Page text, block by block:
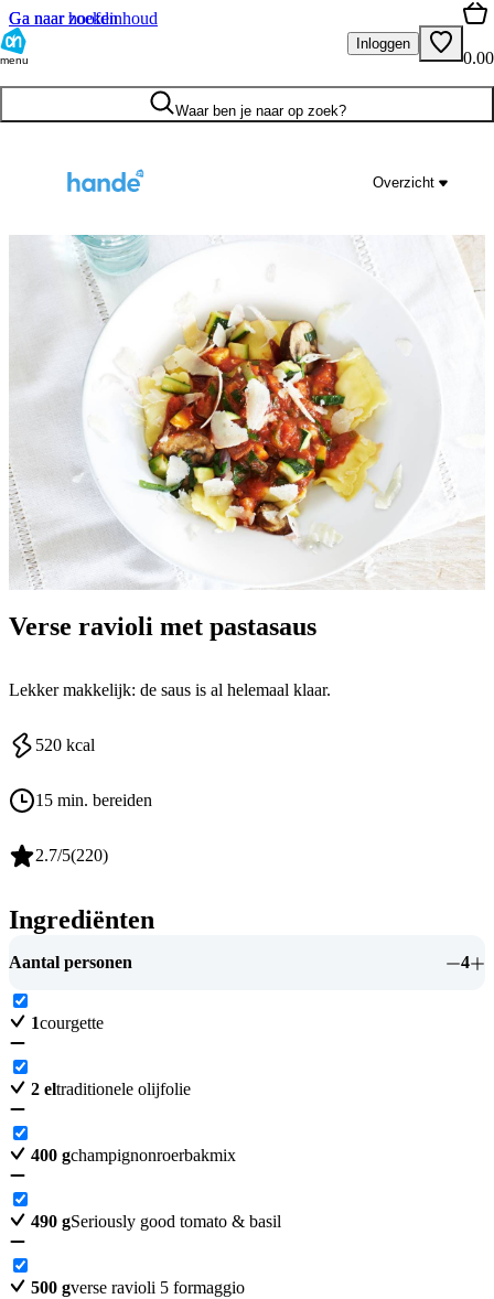
Ga naar hoofdinhoud
Ga naar zoeken
menu
Inloggen
0.00
Waar ben je naar op zoek?
Overzicht
Verse ravioli met pastasaus
Lekker makkelijk: de saus is al helemaal klaar.
520 kcal
15 min. bereiden
2.7/5(220)
Ingrediënten
Aantal personen 4
1courgette
2 eltraditionele olijfolie
400 gchampignonroerbakmix
490 gSe­rious­ly good to­ma­to & ba­sil
500 gverse ravioli 5 formaggio